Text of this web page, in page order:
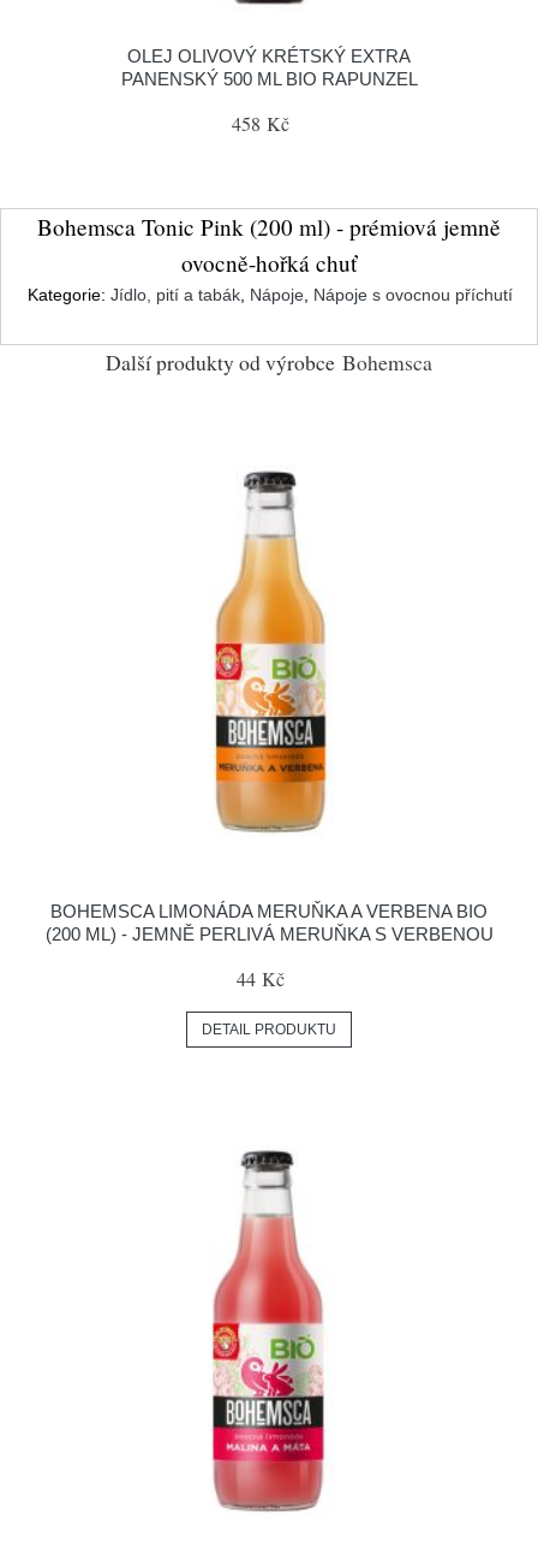
OLEJ OLIVOVÝ KRÉTSKÝ EXTRA
PANENSKÝ 500 ML BIO RAPUNZEL
458 Kč
Bohemsca Tonic Pink (200 ml) - prémiová jemně
ovocně-hořká chuť
Kategorie: Jídlo, pití a tabák Nápoje Nápoje s ovocnou příchutí
Další produkty od výrobce Bohemsca
BOHEMSCA LIMONÁDA MERUŇKA A VERBENA BIO
(200 ML) - JEMNĚ PERLIVÁ MERUŇKA S VERBENOU
44 Kč
DETAIL PRODUKTU